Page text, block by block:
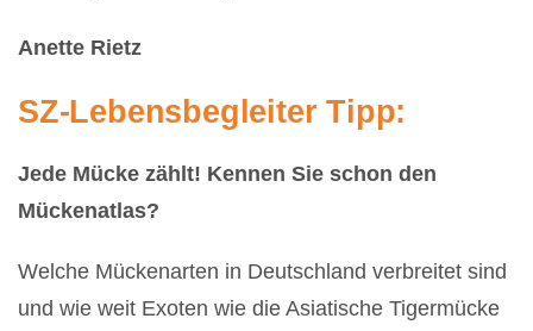
Anette Rietz
SZ-Lebensbegleiter Tipp:
Jede Mücke zählt! Kennen Sie schon den
Mückenatlas?
Welche Mückenarten in Deutschland verbreitet sind
und wie weit Exoten wie die Asiatische Tigermücke